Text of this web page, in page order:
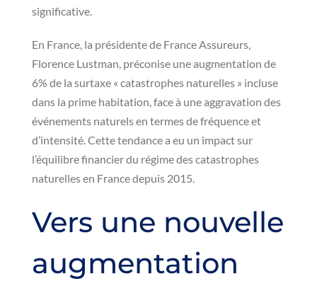
significative.
En France, la présidente de France Assureurs,
Florence Lustman, préconise une augmentation de
6% de la surtaxe « catastrophes naturelles » incluse
dans la prime habitation, face à une aggravation des
événements naturels en termes de fréquence et
d’intensité. Cette tendance a eu un impact sur
l’équilibre financier du régime des catastrophes
naturelles en France depuis 2015.
Vers une nouvelle
augmentation